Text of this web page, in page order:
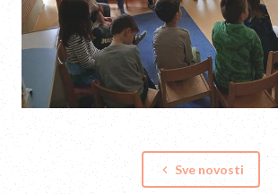
keyboard_arrow_left Sve novosti